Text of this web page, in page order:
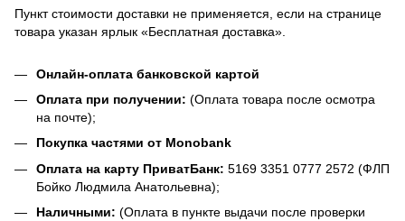
Пункт стоимости доставки не применяется, если на странице
товара указан ярлык «Бесплатная доставка».
Онлайн-оплата банковской картой
Оплата при получении: (Оплата товара после осмотра
на почте);
Покупка частями от Monobank
Оплата на карту ПриватБанк: 5169 3351 0777 2572 (ФЛП
Бойко Людмила Анатольевна);
Наличными: (Оплата в пункте выдачи после проверки